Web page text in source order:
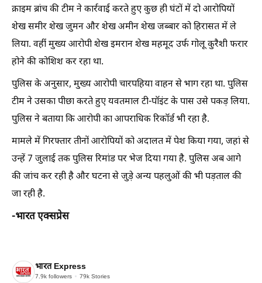
क्राइम ब्रांच की टीम ने कार्रवाई करते हुए कुछ ही घंटों में दो आरोपियों
शेख समीर शेख जुमन और शेख अमीन शेख जब्बार को हिरासत में ले
लिया. वहीं मुख्य आरोपी शेख इमरान शेख महमूद उर्फ गोलू कुरैशी फरार
होने की कोशिश कर रहा था.
पुलिस के अनुसार, मुख्य आरोपी चारपहिया वाहन से भाग रहा था. पुलिस
टीम ने उसका पीछा करते हुए यवतमाल टी-पॉइंट के पास उसे पकड़ लिया.
पुलिस ने बताया कि आरोपी का आपराधिक रिकॉर्ड भी रहा है.
मामले में गिरफ्तार तीनों आरोपियों को अदालत में पेश किया गया, जहां से
उन्हें 7 जुलाई तक पुलिस रिमांड पर भेज दिया गया है. पुलिस अब आगे
की जांच कर रही है और घटना से जुड़े अन्य पहलुओं की भी पड़ताल की
जा रही है.
-भारत एक्सप्रेस
भारत Express
7.9k followers 79k Stories